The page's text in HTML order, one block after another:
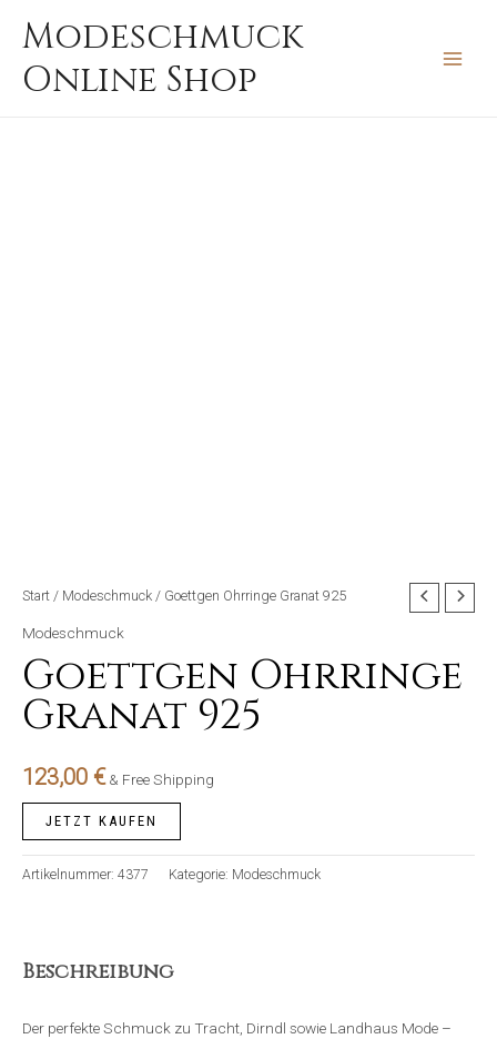
Inhalt
springen
Modeschmuck
Online Shop
Start / Modeschmuck / Goettgen Ohrringe Granat 925
Modeschmuck
Goettgen Ohrringe
Granat 925
123,00 € & Free Shipping
JETZT KAUFEN
Artikelnummer: 4377 Kategorie: Modeschmuck
Beschreibung
Der perfekte Schmuck zu Tracht, Dirndl sowie Landhaus Mode –